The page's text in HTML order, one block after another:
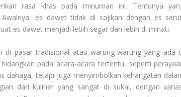
rasa khas pada minuman ini. Tentunya
es dawet tidak di sajikan dengan es
es dawet menjadi lebih segar dan lebih di minati.
pasar tradisional atau warung-warung yang ada
pada acara-acara tertentu, seperti
dahaga, tetapi juga menyimbolkan kehangatan
dari kuliner yang sangat di sukai, dengan